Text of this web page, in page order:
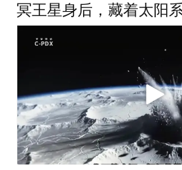
冥王星身后，藏着太阳